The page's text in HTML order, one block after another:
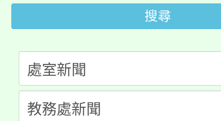
半價優惠，詳情可洽有
份教師增能研習
大溪自造教育及科技
淨零綠生活教案入校路
會
115年食農教育專業人
程
搜尋